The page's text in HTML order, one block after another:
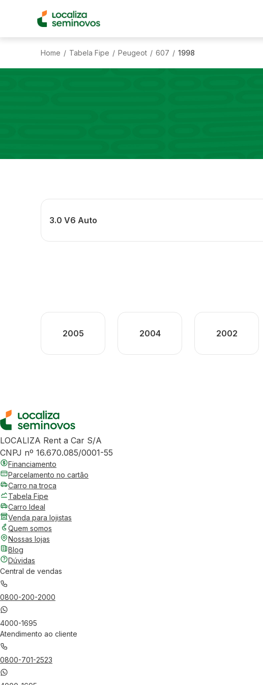
Home / Tabela Fipe / Peugeot / 607 / 1998
3.0 V6 Auto
2005 2004 2002
LOCALIZA Rent a Car S/A
CNPJ nº 16.670.085/0001-55
Financiamento
Parcelamento no cartão
Carro na troca
Tabela Fipe
Carro Ideal
Venda para lojistas
Quem somos
Nossas lojas
Blog
Dúvidas
Central de vendas
0800-200-2000
4000-1695
Atendimento ao cliente
0800-701-2523